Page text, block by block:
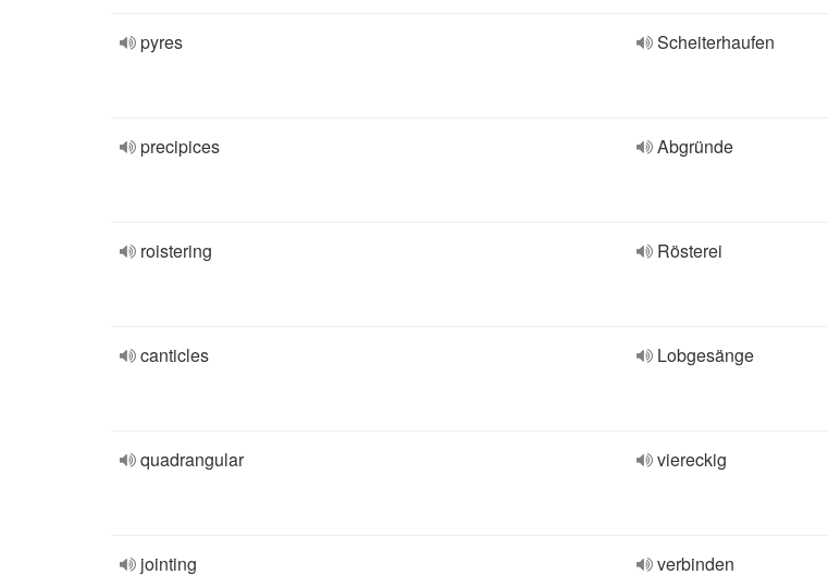
pyres Scheiterhaufen
precipices Abgründe
roistering Rösterei
canticles Lobgesänge
quadrangular viereckig
jointing verbinden